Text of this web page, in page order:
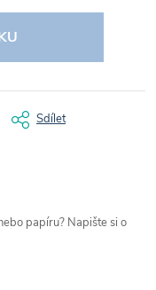
Sdílet
papíru? Napište si o